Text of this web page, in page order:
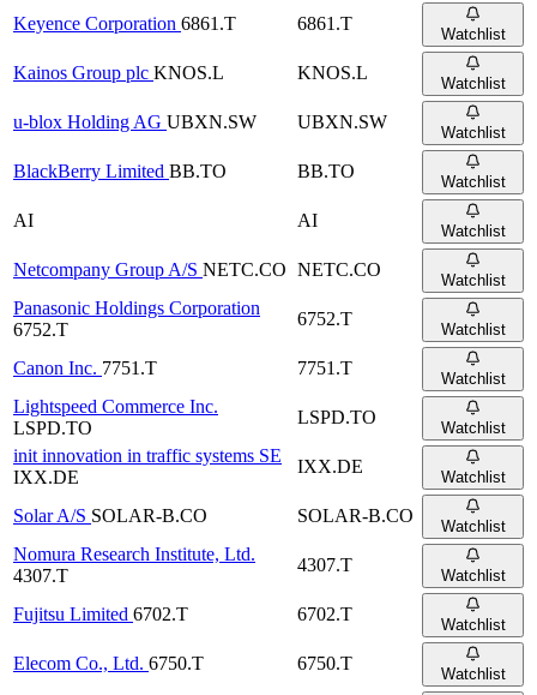
Keyence Corporation 6861.T 6861.T
Watchlist
Kainos Group plc KNOS.L KNOS.L
Watchlist
u-blox Holding AG UBXN.SW UBXN.SW
Watchlist
BlackBerry Limited BB.TO BB.TO
Watchlist
AI AI
Watchlist
Netcompany Group A/S NETC.CO NETC.CO
Watchlist
Panasonic Holdings Corporation
6752.T
6752.T
Watchlist
Canon Inc. 7751.T 7751.T
Watchlist
Lightspeed Commerce Inc.
LSPD.TO
LSPD.TO
Watchlist
init innovation in traffic systems SE
IXX.DE
IXX.DE
Watchlist
Solar A/S SOLAR-B.CO SOLAR-B.CO
Watchlist
Nomura Research Institute, Ltd.
4307.T
4307.T
Watchlist
Fujitsu Limited 6702.T 6702.T
Watchlist
Elecom Co., Ltd. 6750.T 6750.T
Watchlist